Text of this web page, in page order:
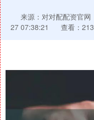
来源：对对配配资官网
27 07:38:21
查看：213